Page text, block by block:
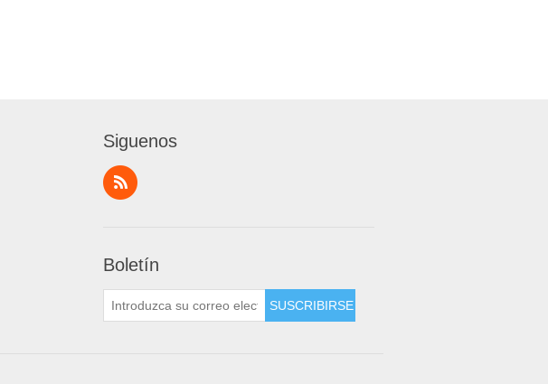
Siguenos
Boletín